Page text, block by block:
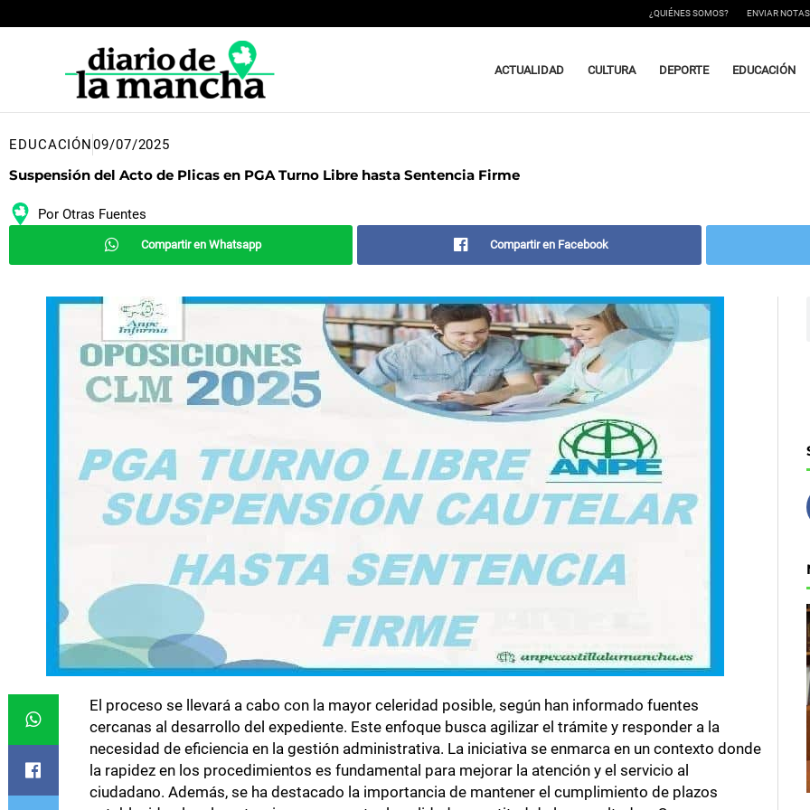
al
¿QUIÉNES SOMOS? ENVIAR
ACTUALIDAD CULTURA DEPORTE EDUCACIÓN
EDUCACIÓN 09/07/2025
Suspensión del Acto de Plicas en PGA Turno Libre hasta Sentencia Firme
Por Otras Fuentes
Compartir en Whatsapp Compartir en Facebook
El proceso se llevará a cabo con la mayor celeridad posible, según han informado fuentes
cercanas al desarrollo del expediente. Este enfoque busca agilizar el trámite y responder a la
necesidad de eficiencia en la gestión administrativa. La iniciativa se enmarca en un contexto donde
la rapidez en los procedimientos es fundamental para mejorar la atención y el servicio al
ciudadano. Además, se ha destacado la importancia de mantener el cumplimiento de plazos